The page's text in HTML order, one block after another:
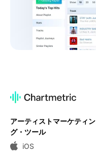
アーティストマーケティン
グ・ツール
iOS